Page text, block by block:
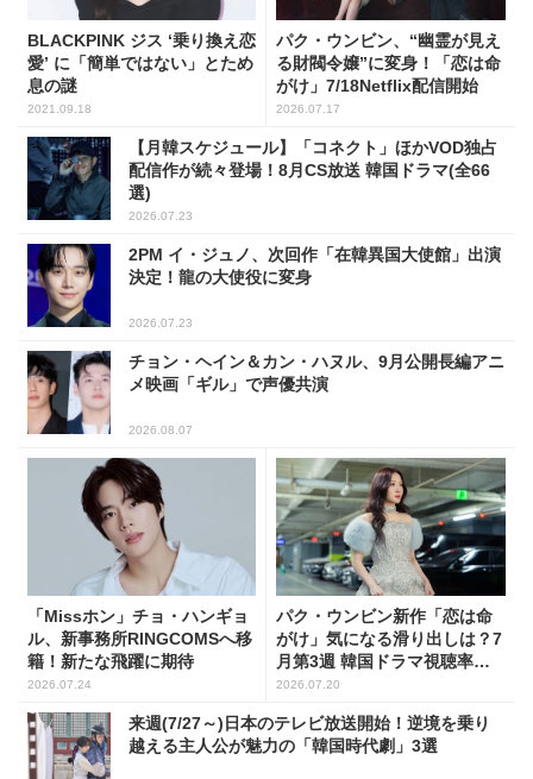
BLACKPINK ジス ‘乗り換え恋
愛’ に「簡単ではない」とため
息の謎
2021.09.18
パク・ウンビン、“幽霊が見え
る財閥令嬢”に変身！「恋は命
がけ」7/18Netflix配信開始
2026.07.17
【月韓スケジュール】「コネクト」ほかVOD独占
配信作が続々登場！8月CS放送 韓国ドラマ(全66
選)
2026.07.23
2PM イ・ジュノ、次回作「在韓異国大使館」出演
決定！龍の大使役に変身
2026.07.23
チョン・ヘイン＆カン・ハヌル、9月公開長編アニ
メ映画「ギル」で声優共演
2026.08.07
「Missホン」チョ・ハンギョ
ル、新事務所RINGCOMSへ移
籍！新たな飛躍に期待
2026.07.24
パク・ウンビン新作「恋は命
がけ」気になる滑り出しは？7
月第3週 韓国ドラマ視聴率ラ
ンキング
2026.07.20
来週(7/27～)日本のテレビ放送開始！逆境を乗り
越える主人公が魅力の「韓国時代劇」3選